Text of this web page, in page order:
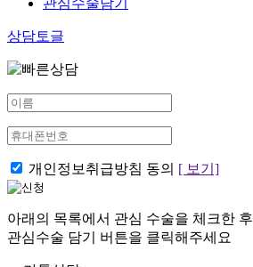
관심수술담기
상담토글
개인정보취급방침 동의 [ 보기]
아래의 목록에서 관심 수술을 체크한 후
관심수술 담기 버튼을 클릭해주세요